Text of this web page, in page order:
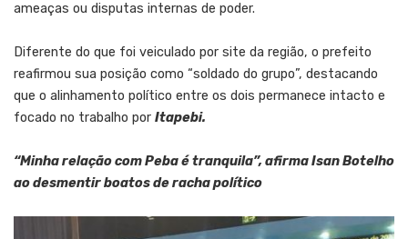
ameaças ou disputas internas de poder.
Diferente do que foi veiculado por site da região, o prefeito
reafirmou sua posição como “soldado do grupo”, destacando
que o alinhamento político entre os dois permanece intacto e
focado no trabalho por Itapebi.
“Minha relação com Peba é tranquila”, afirma Isan Botelho
ao desmentir boatos de racha político